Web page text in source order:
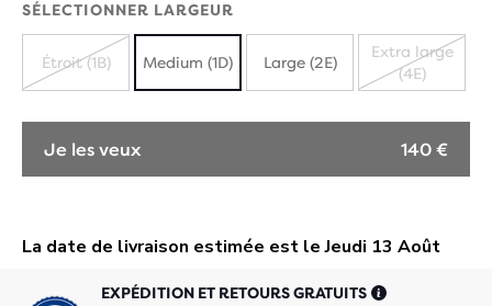
SÉLECTIONNER LARGEUR
Étroit (1B) Medium (1D) Large (2E)
ÉPUISÉ
Extra large
(4E)
Je les veux 140 €
EXPÉDITION ET RETOURS GRATUITS